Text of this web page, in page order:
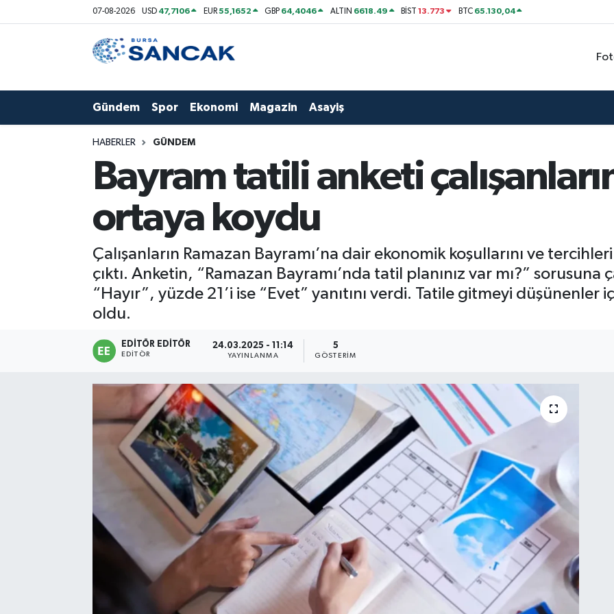
07-08-2026 USD 47,7106 EUR55,1652 GBP 64,4046 ALTIN 6618.49 BİST13.773 BTC 65.130,04
Gündem Spor Ekonomi Magazin Asayiş
HABERLER GÜNDEM
Bayram tatili anketi
ortaya koydu
Çalışanların Ramazan Bayramı’na dair ekonomik koşullarını ve
çıktı. Anketin, “Ramazan Bayramı’nda tatil planınız var mı?” sorusuna
“Hayır”, yüzde 21’i ise “Evet” yanıtını verdi. Tatile gitmeyi düşünenler
oldu.
EDITÖR EDITÖR
EDITÖR
24.03.2025 - 11:14
YAYINLANMA
5
GÖSTERIM
Hava Durumu
Son Dakika Haberleri
Haber Arşivi